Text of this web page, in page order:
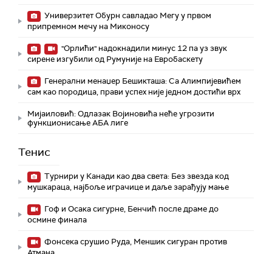
Универзитет Обурн савладао Мегу у првом
припремном мечу на Миконосу
"Орлићи" надокнадили минус 12 па уз звук
сирене изгубили од Румуније на Евробаскету
Генерални менаџер Бешикташа: Са Алимпијевићем
сам као породица, прави успех није једном достићи врх
Мијаиловић: Одлазак Војиновића неће угрозити
функционисање АБА лиге
Тенис
Турнири у Канади као два света: Без звезда код
мушкараца, најбоље играчице и даље зарађују мање
Гоф и Осака сигурне, Бенчић после драме до
осмине финала
Фонсека срушио Руда, Меншик сигуран против